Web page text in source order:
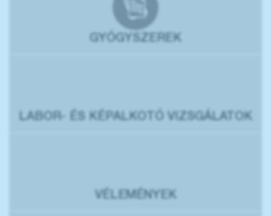
GYÓGYSZEREK
LABOR- ÉS KÉPALKOTÓ VIZSGÁLATOK
VÉLEMÉNYEK